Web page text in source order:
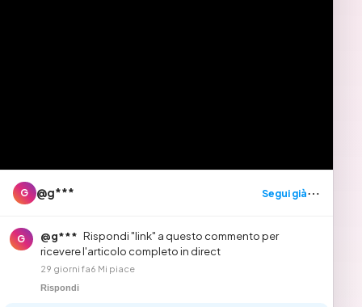
G @g*** Segui già⋯
G @g*** Rispondi "link" a questo commento per
ricevere l'articolo completo in direct
29 giorni fa6 Mi piace
Rispondi